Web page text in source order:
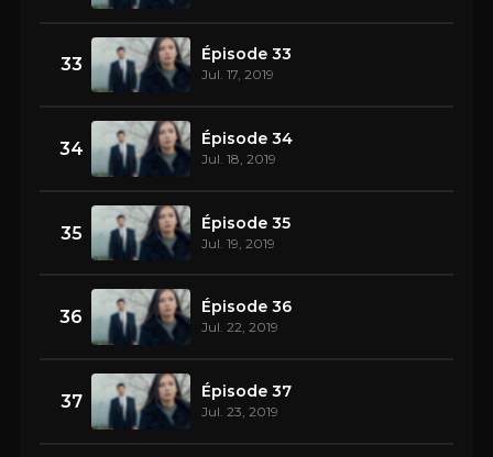
33 Épisode 33
Jul. 17, 2019
34 Épisode 34
Jul. 18, 2019
35 Épisode 35
Jul. 19, 2019
36 Épisode 36
Jul. 22, 2019
37 Épisode 37
Jul. 23, 2019